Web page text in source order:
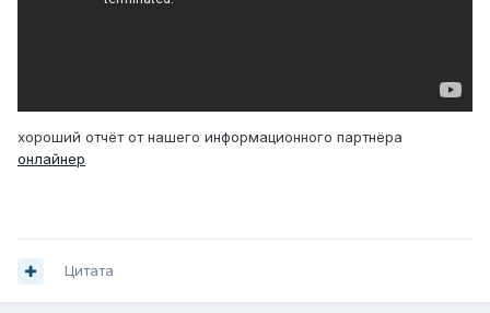
хороший отчёт от нашего информационного партнёра
онлайнер
Цитата